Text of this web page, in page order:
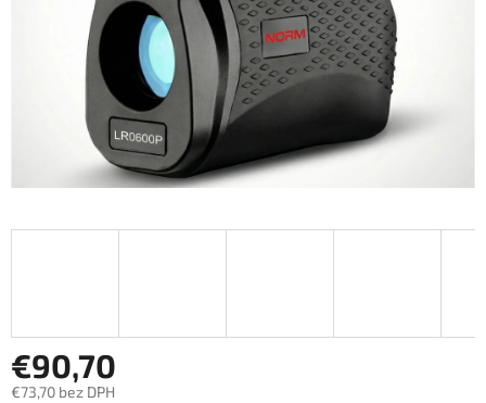
€90,70
€73,70 bez DPH